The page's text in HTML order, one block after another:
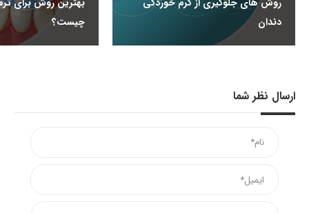
دندان
چیست؟
ارسال نظر شما